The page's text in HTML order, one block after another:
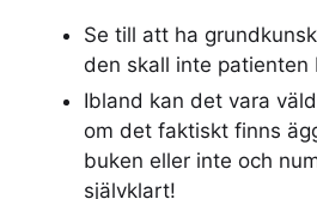
Se till att ha
den skall inte patienten
Ibland kan det vara
om det faktiskt finns
buken eller inte och
självklart!